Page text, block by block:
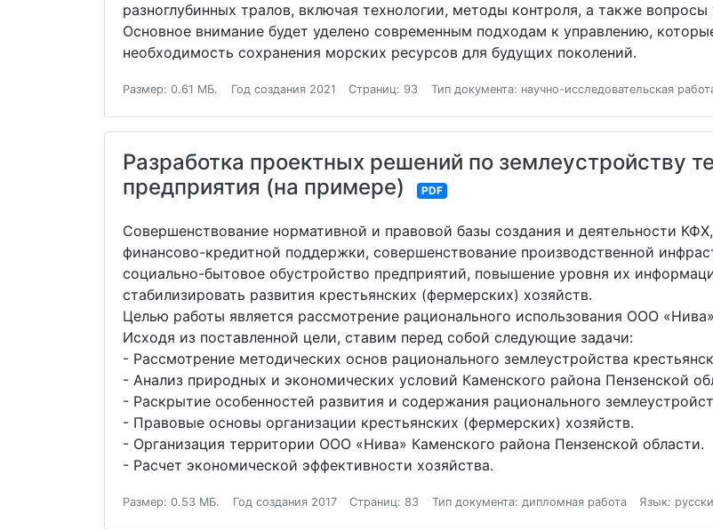
разноглубинных тралов, включая технологии, методы контроля, а также
Основное внимание будет уделено современным подходам к управлению,
необходимость сохранения морских ресурсов для будущих поколений.
Размер: 0.61 МБ. Год создания 2021 Страниц: 93 Тип документа: научно-исследовательская
Разработка проектных решений по землеустройству
предприятия (на примере)
PDF
Совершенствование нормативной и правовой базы создания и деятельности
финансово-кредитной поддержки, совершенствование производственной
социально-бытовое обустройство предприятий, повышение уровня их
стабилизировать развития крестьянских (фермерских) хозяйств.
Целью работы является рассмотрение рационального использования ООО
Исходя из поставленной цели, ставим перед собой следующие задачи:
- Рассмотрение методических основ рационального землеустройства
- Анализ природных и экономических условий Каменского района Пензенской
- Раскрытие особенностей развития и содержания рационального
- Правовые основы организации крестьянских (фермерских) хозяйств.
- Организация территории ООО «Нива» Каменского района Пензенской области.
- Расчет экономической эффективности хозяйства.
Размер: 0.53 МБ. Год создания 2017 Страниц: 83 Тип документа: дипломная работа Язык: